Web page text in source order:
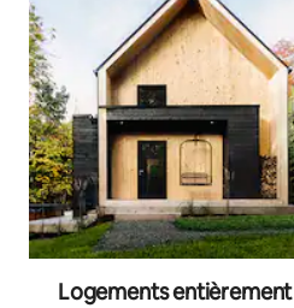
Logements entièrement